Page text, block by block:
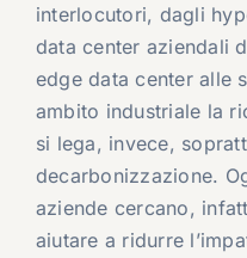
interlocutori, dagli
data center aziendali
edge data center alle
ambito industriale la
si lega, invece,
decarbonizzazione.
aziende cercano,
aiutare a ridurre